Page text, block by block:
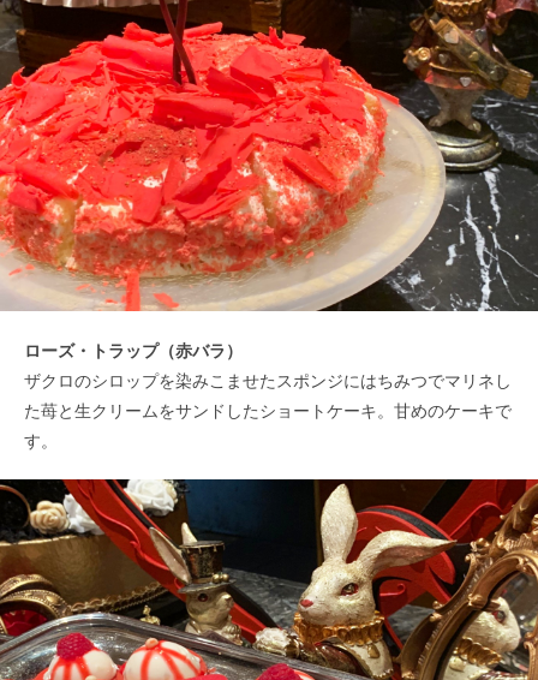
ローズ・トラップ（赤バラ）
ザクロのシロップを染みこませたスポンジにはちみつでマリネし
た苺と生クリームをサンドしたショートケーキ。甘めのケーキで
す。